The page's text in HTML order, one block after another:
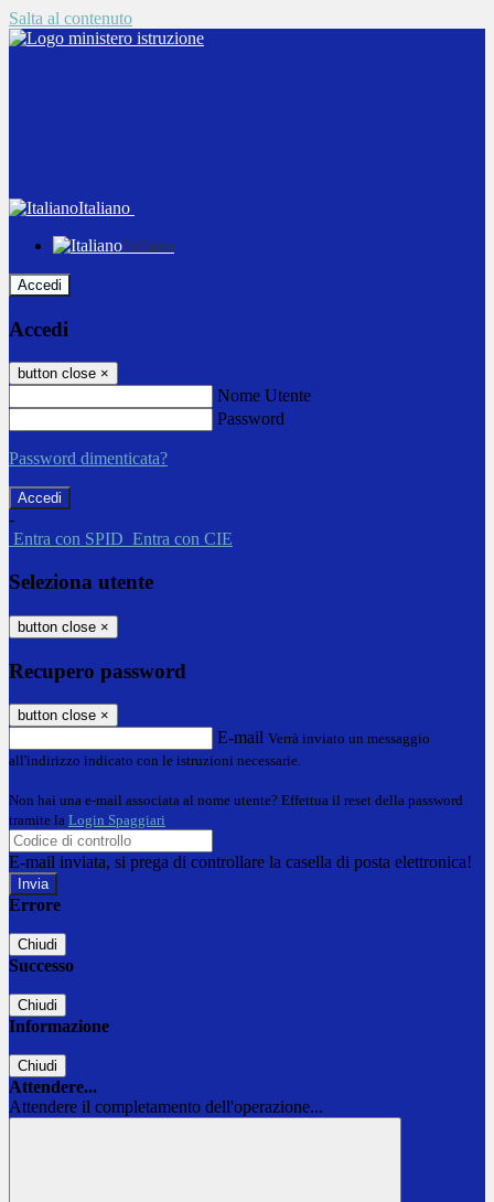
Salta al contenuto
Italiano
Italiano
Accedi
Accedi
button close ×
Nome Utente
Password
Password dimenticata?
-
Entra con SPID Entra con CIE
Seleziona utente
button close ×
Recupero password
button close ×
E-mail Verrà inviato un messaggio
all'indirizzo indicato con le istruzioni necessarie.
Non hai una e-mail associata al nome utente? Effettua il reset della password
tramite la Login Spaggiari
E-mail inviata, si prega di controllare la casella di posta elettronica!
Errore
Chiudi
Successo
Chiudi
Informazione
Chiudi
Attendere...
Attendere il completamento dell'operazione...